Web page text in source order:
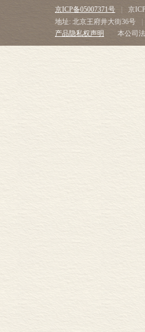
京ICP备05007371号 京
地址: 北京王府井大街36号
产品隐私权声明
本公司